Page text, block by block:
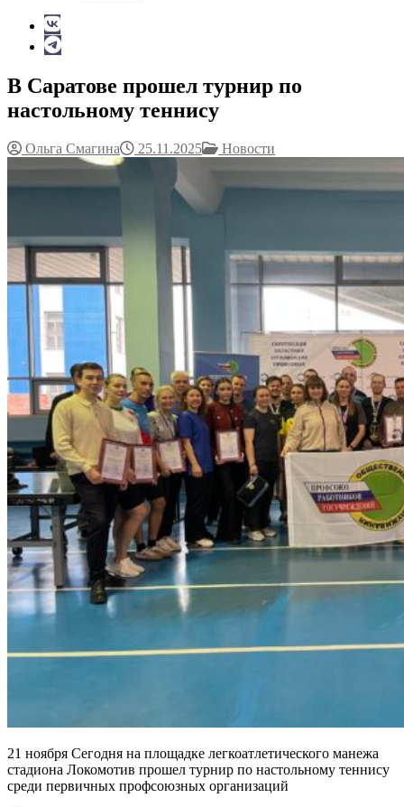
В Саратове прошел турнир по
настольному теннису
Ольга Смагина 25.11.2025 Новости
21 ноября Сегодня на площадке легкоатлетического манежа
стадиона Локомотив прошел турнир по настольному теннису
среди первичных профсоюзных организаций